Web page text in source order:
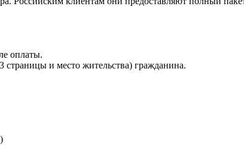
оплаты.
страницы и место жительства) гражданина.